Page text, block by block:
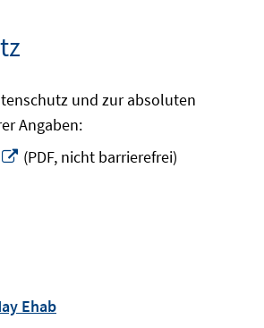
und zur absoluten
Angaben:
In
(PDF, nicht barrierefrei)
Ehab